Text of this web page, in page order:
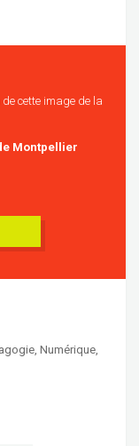
cette image de la
Montpellier
, Numérique,